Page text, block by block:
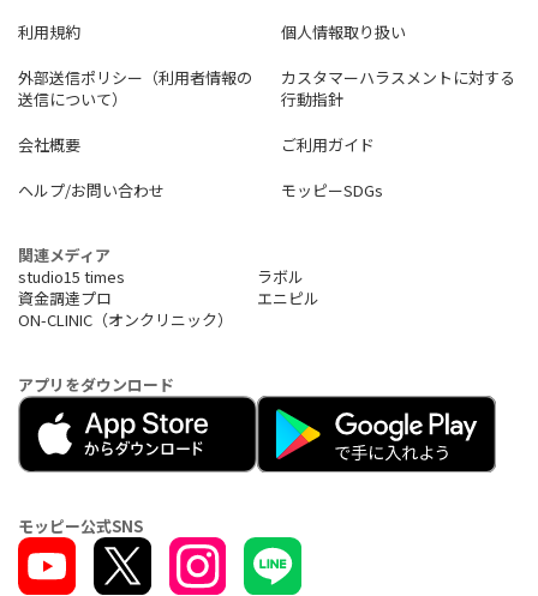
利用規約
個人情報取り扱い
外部送信ポリシー（利用者情報の
送信について）
カスタマーハラスメントに対する
行動指針
会社概要
ご利用ガイド
ヘルプ/お問い合わせ
モッピーSDGs
関連メディア
studio15 times
ラボル
資金調達プロ
エニピル
ON-CLINIC（オンクリニック）
アプリをダウンロード
モッピー公式SNS